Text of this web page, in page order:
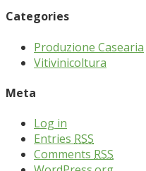
Categories
Produzione Casearia
Vitivinicoltura
Meta
Log in
Entries RSS
Comments RSS